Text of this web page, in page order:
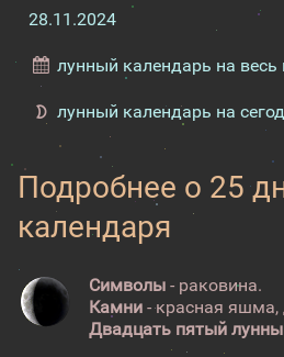
28.11.2024
лунный календарь на весь
лунный календарь на
Подробнее о 25
календаря
Символы - раковина.
Камни - красная яшма,
Двадцать пятый